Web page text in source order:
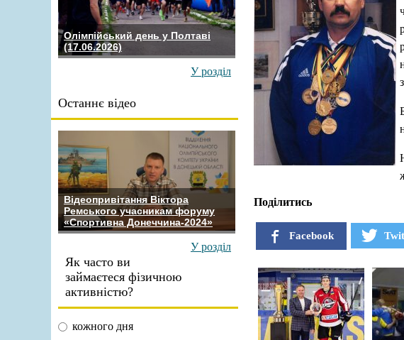
Олімпійський день у Полтаві
(17.06.2026)
У розділ
Останнє відео
Відеопривітання Віктора
Ремського учасникам форуму
«Спортивна Донеччина-2024»
У розділ
Як часто ви
займаєтеся фізичною
активністю?
кожного дня
Поділитись
Facebook